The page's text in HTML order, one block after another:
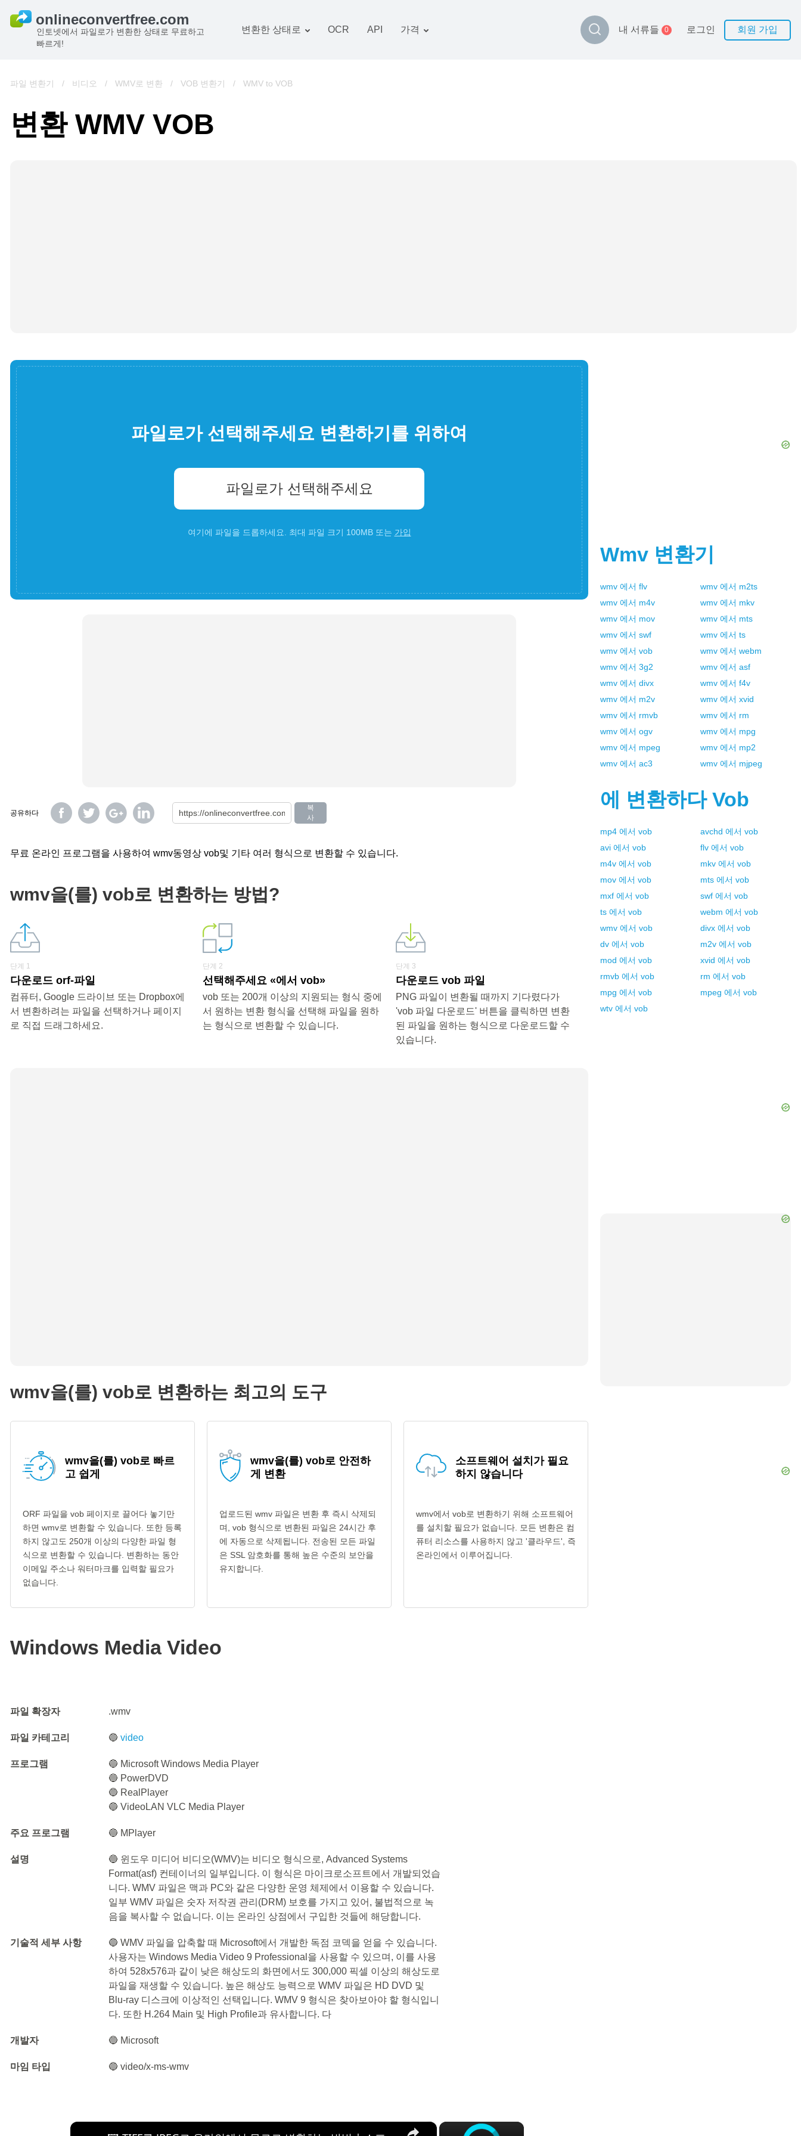
인토넷에서 파일로가 변환한 상태로 무료하고
빠르게!
변환한 상태로
그림 변환기
OCR API 가격 내 서류들 0 로그인 회원 가입
파일 변환기 / 비디오 / WMV로 변환 / VOB 변환기 / WMV to VOB
변환 WMV VOB
파일로가 선택해주세요 변환하기를 위하여
파일로가 선택해주세요
여기에 파일을 드롭하세요. 최대 파일 크기 100MB 또는 가입
공유하다
복
사
무료 온라인 프로그램을 사용하여 wmv동영상 vob및 기타 여러 형식으로 변환할 수 있습니다.
wmv을(를) vob로 변환하는 방법?
단계 1
다운로드 orf-파일
컴퓨터, Google 드라이브 또는 Dropbox에
서 변환하려는 파일을 선택하거나 페이지
로 직접 드래그하세요.
단계 2
선택해주세요 «에서 vob»
vob 또는 200개 이상의 지원되는 형식 중에
서 원하는 변환 형식을 선택해 파일을 원하
는 형식으로 변환할 수 있습니다.
단계 3
다운로드 vob 파일
PNG 파일이 변환될 때까지 기다렸다가
'vob 파일 다운로드' 버튼을 클릭하면 변환
된 파일을 원하는 형식으로 다운로드할 수
있습니다.
wmv을(를) vob로 변환하는 최고의 도구
wmv을(를) vob로 빠르
고 쉽게
ORF 파일을 vob 페이지로 끌어다 놓기만
하면 wmv로 변환할 수 있습니다. 또한 등록
하지 않고도 250개 이상의 다양한 파일 형
식으로 변환할 수 있습니다. 변환하는 동안
이메일 주소나 워터마크를 입력할 필요가
없습니다.
wmv을(를) vob로 안전하
게 변환
업로드된 wmv 파일은 변환 후 즉시 삭제되
며, vob 형식으로 변환된 파일은 24시간 후
에 자동으로 삭제됩니다. 전송된 모든 파일
은 SSL 암호화를 통해 높은 수준의 보안을
유지합니다.
소프트웨어 설치가 필요
하지 않습니다
wmv에서 vob로 변환하기 위해 소프트웨어
를 설치할 필요가 없습니다. 모든 변환은 컴
퓨터 리소스를 사용하지 않고 '클라우드', 즉
온라인에서 이루어집니다.
Windows Media Video
파일 확장자 .wmv
파일 카테고리 🔵video
프로그램
🔵 Microsoft Windows Media Player
🔵 PowerDVD
🔵 RealPlayer
🔵 VideoLAN VLC Media Player
주요 프로그램 🔵 MPlayer
설명
🔵 윈도우 미디어 비디오(WMV)는 비디오 형식으로, Advanced Systems
Format(asf) 컨테이너의 일부입니다. 이 형식은 마이크로소프트에서 개발되었습
니다. WMV 파일은 맥과 PC와 같은 다양한 운영 체제에서 이용할 수 있습니다.
일부 WMV 파일은 숫자 저작권 관리(DRM) 보호를 가지고 있어, 불법적으로 녹
음을 복사할 수 없습니다. 이는 온라인 상점에서 구입한 것들에 해당합니다.
기술적 세부 사항
🔵 WMV 파일을 압축할 때 Microsoft에서 개발한 독점 코덱을 얻을 수 있습니다.
사용자는 Windows Media Video 9 Professional을 사용할 수 있으며, 이를 사용
하여 528x576과 같이 낮은 해상도의 화면에서도 300,000 픽셀 이상의 해상도로
파일을 재생할 수 있습니다. 높은 해상도 능력으로 WMV 파일은 HD DVD 및
Blu-ray 디스크에 이상적인 선택입니다. WMV 9 형식은 찾아보아야 할 형식입니
다. 또한 H.264 Main 및 High Profile과 유사합니다. 다
개발자 🔵 Microsoft
마임 타입 🔵 video/x-ms-wmv
×
×
Wmv 변환기
wmv 에서 flv wmv 에서 m2ts
wmv 에서 m4v wmv 에서 mkv
wmv 에서 mov wmv 에서 mts
wmv 에서 swf wmv 에서 ts
wmv 에서 vob wmv 에서 webm
wmv 에서 3g2 wmv 에서 asf
wmv 에서 divx wmv 에서 f4v
wmv 에서 m2v wmv 에서 xvid
wmv 에서 rmvb wmv 에서 rm
wmv 에서 ogv wmv 에서 mpg
wmv 에서 mpeg wmv 에서 mp2
wmv 에서 ac3 wmv 에서 mjpeg
에 변환하다 Vob
mp4 에서 vob avchd 에서 vob
avi 에서 vob flv 에서 vob
m4v 에서 vob mkv 에서 vob
mov 에서 vob mts 에서 vob
mxf 에서 vob swf 에서 vob
ts 에서 vob webm 에서 vob
wmv 에서 vob divx 에서 vob
dv 에서 vob m2v 에서 vob
mod 에서 vob xvid 에서 vob
rmvb 에서 vob rm 에서 vob
mpg 에서 vob mpeg 에서 vob
wtv 에서 vob